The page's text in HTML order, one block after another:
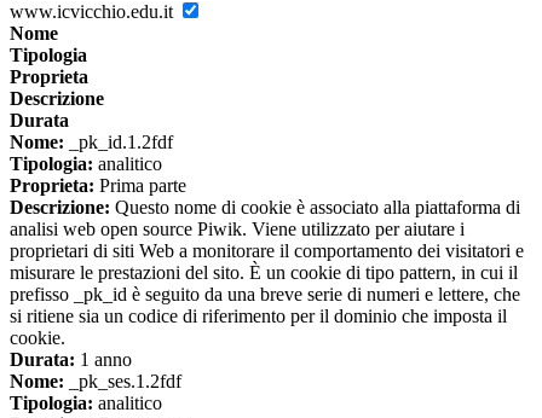
www.icvicchio.edu.it
Nome
Tipologia
Proprieta
Descrizione
Durata
Nome: _pk_id.1.2fdf
Tipologia: analitico
Proprieta: Prima parte
Descrizione: Questo nome di cookie è associato alla piattaforma di
analisi web open source Piwik. Viene utilizzato per aiutare i
proprietari di siti Web a monitorare il comportamento dei visitatori e
misurare le prestazioni del sito. È un cookie di tipo pattern, in cui il
prefisso _pk_id è seguito da una breve serie di numeri e lettere, che
si ritiene sia un codice di riferimento per il dominio che imposta il
cookie.
Durata: 1 anno
Nome: _pk_ses.1.2fdf
Tipologia: analitico